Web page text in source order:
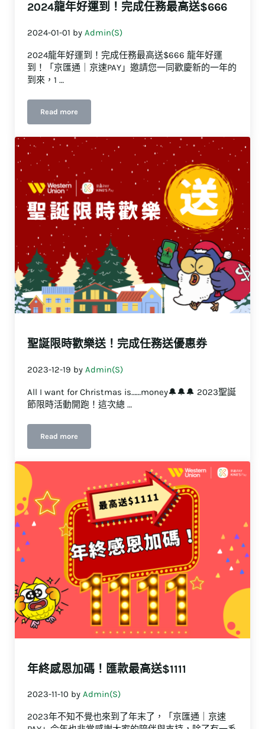
2024龍年好運到！完成任務最高送$666
2024-01-01 byAdmin(S)
2024龍年好運到！完成任務最高送$666 龍年好運
到！「京匯通｜京速PAY」邀請您一同歡慶新的一年的
到來，1 …
Read more2024龍年好運到！完成任務最高送$666
聖誕限時歡樂送！完成任務送優惠券
2023-12-19 byAdmin(S)
All I want for Christmas is……money🔔🔔🔔 2023聖誕
節限時活動開跑！這次總 …
Read more聖誕限時歡樂送！完成任務送優惠券
年終感恩加碼！匯款最高送$1111
2023-11-10 byAdmin(S)
2023年不知不覺也來到了年末了，「京匯通｜京速